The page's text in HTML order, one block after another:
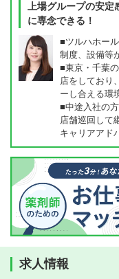
上場グループの安
に専念できる！
■ツルハホー
制度、設備等
■東京・千葉
店をしており
ーし合える環
■中途入社の
店舗巡回して
キャリアアド
求人情報